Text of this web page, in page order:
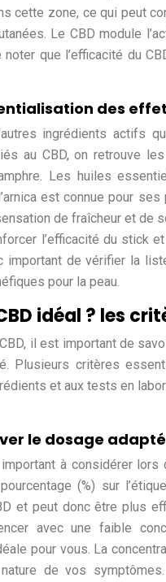
cette zone, ce qui peut
Le CBD module
que l’efficacité du
des
ingrédients actifs
au CBD, on retrouve
Les huiles
est connue pour
de fraîcheur et de
l’efficacité du stick
important de vérifier la
pour la peau.
idéal ? les
il est important de
Plusieurs critères
et aux tests en
le dosage adapté
à considérer lors
(%) sur
et peut donc être plus
avec une faible
pour vous. La
de vos